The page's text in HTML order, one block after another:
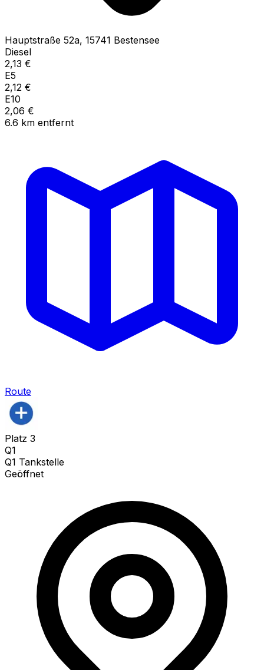
Hauptstraße 52a, 15741 Bestensee
Diesel
2,13 €
E5
2,12 €
E10
2,06 €
6.6 km entfernt
Route
Platz 3
Q1
Q1 Tankstelle
Geöffnet